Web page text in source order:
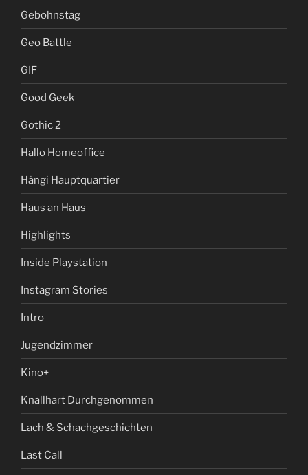
Gebohnstag
Geo Battle
GIF
Good Geek
Gothic 2
Hallo Homeoffice
Hängi Hauptquartier
Haus an Haus
Highlights
Inside Playstation
Instagram Stories
Intro
Jugendzimmer
Kino+
Knallhart Durchgenommen
Lach & Schachgeschichten
Last Call